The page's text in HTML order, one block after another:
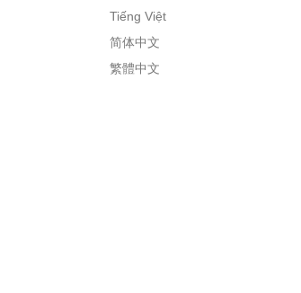
Tiếng Việt
简体中文
繁體中文